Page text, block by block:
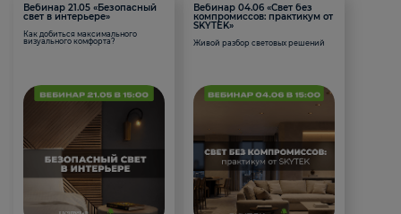
Вебинар 21.05 «Безопасный
свет в интерьере»
Как добиться максимального
визуального комфорта?
Вебинар 04.06 «Свет без
компромиссов: практикум от
SKYTEK»
Живой разбор световых решений